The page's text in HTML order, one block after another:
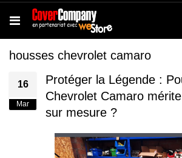
housses chevrolet camaro
16
Mar
Protéger la Légende :
Chevrolet Camaro
sur mesure ?